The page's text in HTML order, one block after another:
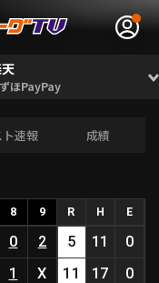
ほPayPay
速報 成績
8 9 R H E
0 2 5 11
0
1 X 11 17 0